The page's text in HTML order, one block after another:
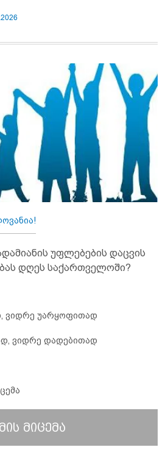
უფლებების დაცვის
დღეს საქართველოში?
ვიდრე უარყოფითად
ვიდრე დადებითად
მიცემა